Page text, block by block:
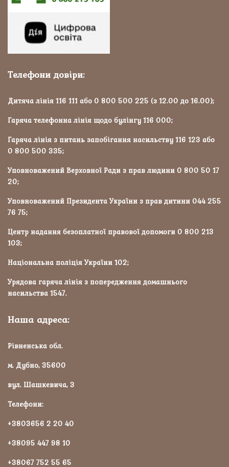
Телефони довіри:
Дитяча лінія 116 111 або 0 800 500 225 (з 12.00 до 16.00);
Гаряча телефонна лінія щодо булінгу 116 000;
Гаряча лінія з питань запобігання насильству 116 123 або
0 800 500 335;
Уповноважений Верховної Ради з прав людини 0 800 50 17
20;
Уповноважений Президента України з прав дитини 044 255
76 75;
Центр надання безоплатної правової допомоги 0 800 213
103;
Національна поліція України 102;
Урядова гаряча лінія з попередження домашнього
насильства 1547.
Наша адреса:
Рівненська обл.
м. Дубно, 35600
вул. Шашкевича, 3
Телефони:
+3803656 2 20 40
+38095 447 98 10
+38067 752 55 65